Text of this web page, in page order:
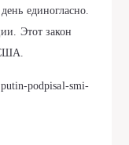
единогласно.
Этот закон
podpisal-smi-